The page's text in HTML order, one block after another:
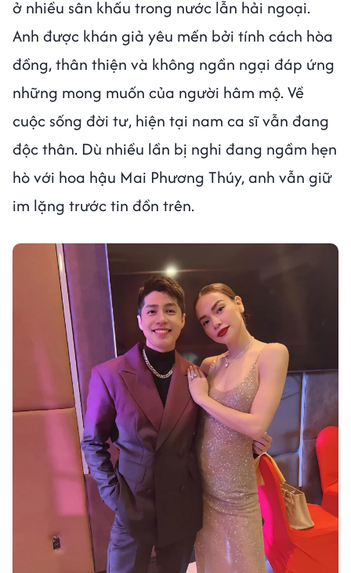
ở nhiều sân khấu trong nước lẫn hải ngoại.
Anh được khán giả yêu mến bởi tính cách hòa
đồng, thân thiện và không ngần ngại đáp ứng
những mong muốn của người hâm mộ. Về
cuộc sống đời tư, hiện tại nam ca sĩ vẫn đang
độc thân. Dù nhiều lần bị nghi đang ngầm hẹn
hò với hoa hậu Mai Phương Thúy, anh vẫn giữ
im lặng trước tin đồn trên.